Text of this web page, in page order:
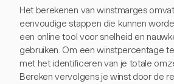
Het berekenen van winstmarges
eenvoudige stappen die kunnen
een online tool voor snelheid en
gebruiken. Om een winstpercentage
met het identificeren van je totale
Bereken vervolgens je winst door de